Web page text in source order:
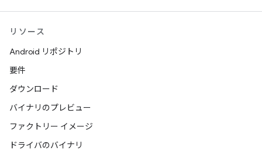
リソース
Android リポジトリ
要件
ダウンロード
バイナリのプレビュー
ファクトリー イメージ
ドライバのバイナリ